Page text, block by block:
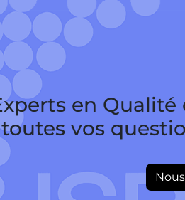
en
vos